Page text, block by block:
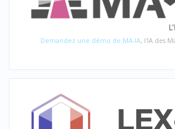
Demandez une démo de MA-IA, l'IA des